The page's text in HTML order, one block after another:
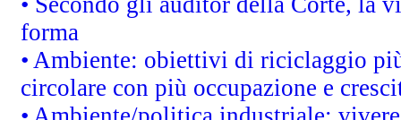
forma
• Ambiente: obiettivi di riciclaggio
circolare con più occupazione e